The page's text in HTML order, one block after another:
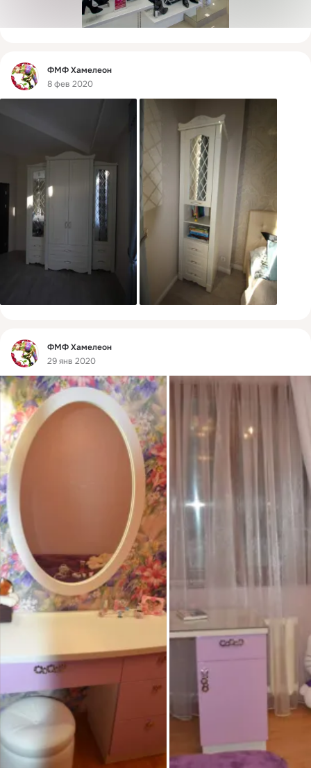
Фид
ФМФ Хамелеон
8 фев 2020
Фид
ФМФ Хамелеон
29 янв 2020